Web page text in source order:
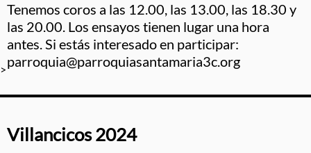
Tenemos coros a las 12.00, las 13.00, las 18.30 y
las 20.00. Los ensayos tienen lugar una hora
antes. Si estás interesado en participar:
parroquia@parroquiasantamaria3c.org
>
Villancicos 2024